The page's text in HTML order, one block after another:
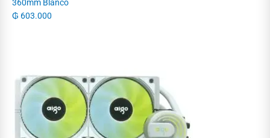
360mm Blanco
₲ 603.000